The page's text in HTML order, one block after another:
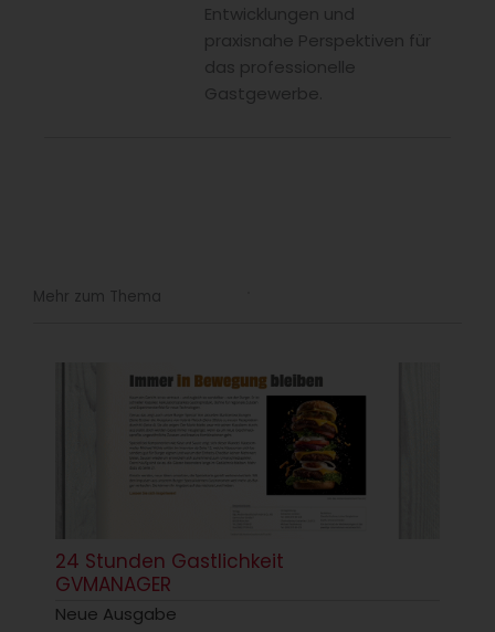
Entwicklungen und
praxisnahe Perspektiven für
das professionelle
Gastgewerbe.
Mehr zum Thema
24 Stunden Gastlichkeit
GVMANAGER
Neue Ausgabe